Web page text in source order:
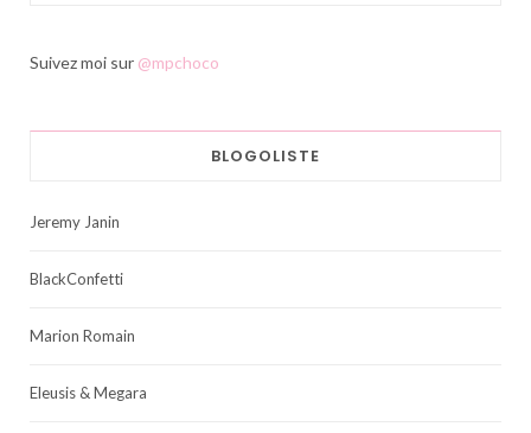
Suivez moi sur @mpchoco
BLOGOLISTE
Jeremy Janin
BlackConfetti
Marion Romain
Eleusis & Megara